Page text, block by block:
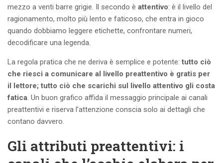
mezzo a venti barre grigie. Il secondo è attentivo: è il livello del
ragionamento, molto più lento e faticoso, che entra in gioco
quando dobbiamo leggere etichette, confrontare numeri,
decodificare una legenda.
La regola pratica che ne deriva è semplice e potente: tutto ciò
che riesci a comunicare al livello preattentivo è gratis per
il lettore; tutto ciò che scarichi sul livello attentivo gli costa
fatica . Un buon grafico affida il messaggio principale ai canali
preattentivi e riserva l’attenzione conscia solo ai dettagli che
contano davvero.
Gli attributi preattentivi: i